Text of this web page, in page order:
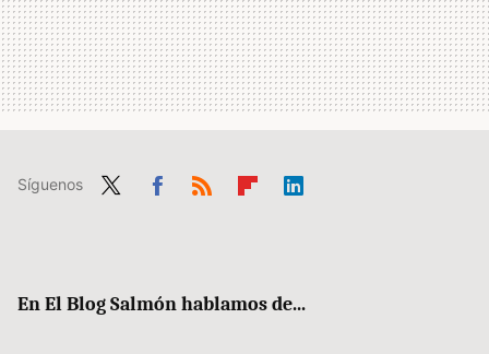
Síguenos
En El Blog Salmón hablamos de...